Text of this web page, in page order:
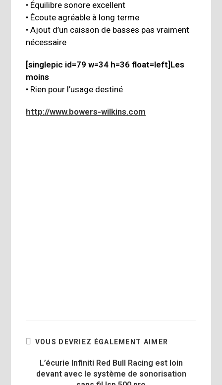
• Équilibre sonore excellent
• Écoute agréable à long terme
• Ajout d’un caisson de basses pas vraiment
nécessaire
[singlepic id=79 w=34 h=36 float=left]Les
moins
• Rien pour l’usage destiné
http://www.bowers-wilkins.com
VOUS DEVRIEZ ÉGALEMENT AIMER
L’écurie Infiniti Red Bull Racing est loin
devant avec le système de sonorisation